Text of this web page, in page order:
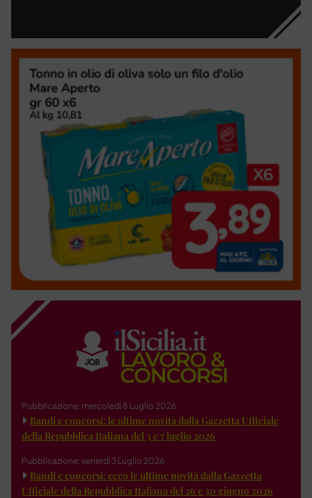
Pubblicazione: mercoledì 8 Luglio 2026
Bandi e concorsi: le ultime novità dalla Gazzetta Ufficiale
della Repubblica Italiana del 3 e 7 luglio 2026
Pubblicazione: venerdì 3 Luglio 2026
Bandi e concorsi: ecco le ultime novità dalla Gazzetta
Ufficiale della Repubblica Italiana del 26 e 30 giugno 2026